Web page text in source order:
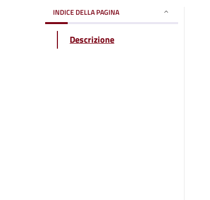
INDICE DELLA PAGINA
Descrizione